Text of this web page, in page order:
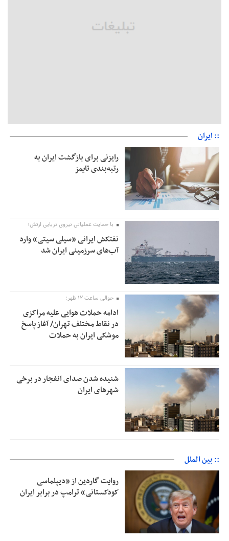
:: ایران
رایزنی برای بازگشت ایران به
رتبه‌بندی تایمز
با حمایت عملیاتی نیروی دریایی ارتش؛
نفتکش ایرانی «سیلی سیتی» وارد
آب‌های سرزمینی ایران شد
حوالی ساعت ۱۲ ظهر؛
ادامه حملات هوایی علیه مراکزی
در نقاط مختلف تهران/ آغاز پاسخ
موشکی ایران به حملات
شنیده شدن صدای انفجار در برخی
شهرهای ایران
:: بین الملل
روایت گاردین از «دیپلماسی
کودکستانی» ترامپ در برابر ایران